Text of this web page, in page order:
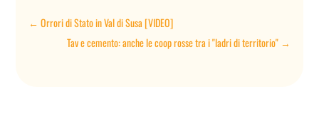
←Orrori di Stato in Val di Susa [VIDEO]
Tav e cemento: anche le coop rosse tra i "ladri di territorio"→